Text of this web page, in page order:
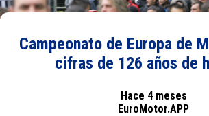
Campeonato de Europa de
cifras de 126 años de
Hace 4 meses
EuroMotor.APP